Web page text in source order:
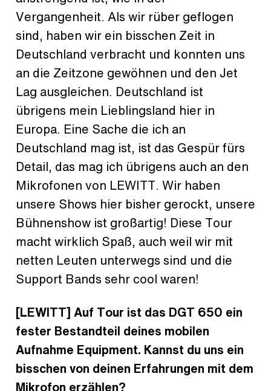
Vergangenheit. Als wir rüber geflogen
sind, haben wir ein bisschen Zeit in
Deutschland verbracht und konnten uns
an die Zeitzone gewöhnen und den Jet
Lag ausgleichen. Deutschland ist
übrigens mein Lieblingsland hier in
Europa. Eine Sache die ich an
Deutschland mag ist, ist das Gespür fürs
Detail, das mag ich übrigens auch an den
Mikrofonen von LEWITT. Wir haben
unsere Shows hier bisher gerockt, unsere
Bühnenshow ist großartig! Diese Tour
macht wirklich Spaß, auch weil wir mit
netten Leuten unterwegs sind und die
Support Bands sehr cool waren!
[LEWITT] Auf Tour ist das DGT 650 ein
fester Bestandteil deines mobilen
Aufnahme Equipment. Kannst du uns ein
bisschen von deinen Erfahrungen mit dem
Mikrofon erzählen?